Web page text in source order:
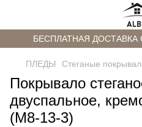
БЕСПЛАТНАЯ ДОСТАВКА
ПЛЕДЫ Стеганые
Покрывало
двуспальное,
(M8-13-3)